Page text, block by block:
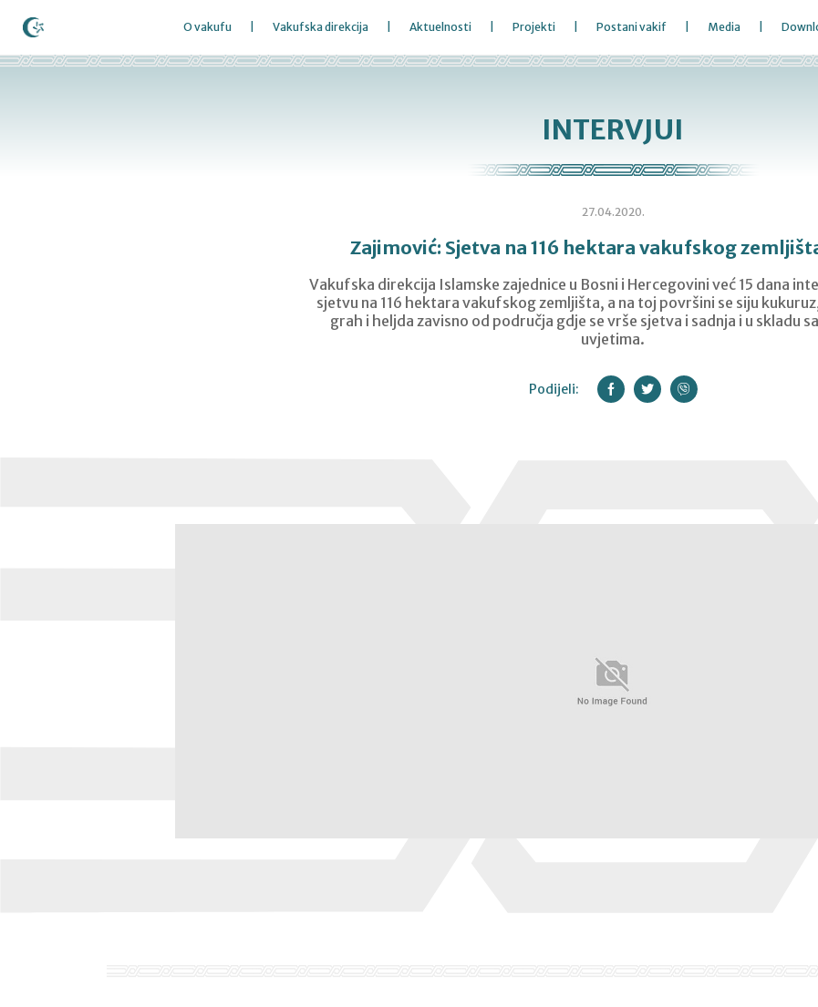
O vakufu Vakufska direkcija Aktuelnosti Projekti Postani vakif Media
INTERVJUI
27.04.2020.
Zajimović: Sjetva na 116 hektara vakufskog
Vakufska direkcija Islamske zajednice u Bosni i Hercegovini već 15 dana
sjetvu na 116 hektara vakufskog zemljišta, a na toj površini se siju
grah i heljda zavisno od područja gdje se vrše sjetva i sadnja i u skladu
uvjetima.
Podijeli: